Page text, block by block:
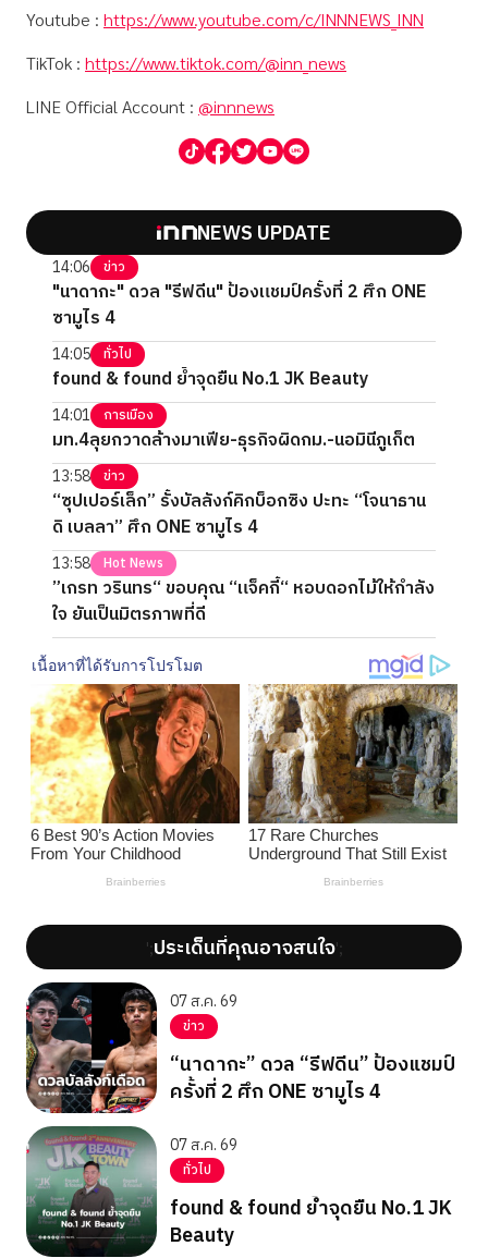
Youtube : https://www.youtube.com/c/INNNEWS_INN
TikTok : https://www.tiktok.com/@inn_news
LINE Official Account : @innnews
NEWS UPDATE
14:06 ข่าว
"นาดากะ" ดวล "รีฟดีน" ป้องแชมป์ครั้งที่ 2 ศึก ONE
ซามูไร 4
14:05 ทั่วไป
found & found ย้ำจุดยืน No.1 JK Beauty
14:01 การเมือง
มท.4ลุยกวาดล้างมาเฟีย-ธุรกิจผิดกม.-นอมินีภูเก็ต
13:58 ข่าว
“ซุปเปอร์เล็ก” รั้งบัลลังก์คิกบ็อกซิง ปะทะ “โจนาธาน
ดิ เบลลา” ศึก ONE ซามูไร 4
13:58 Hot News
”เกรท วรินทร“ ขอบคุณ “แจ็คกี้“ หอบดอกไม้ให้กำลัง
ใจ ยันเป็นมิตรภาพที่ดี
';ประเด็นที่คุณอาจสนใจ';
07 ส.ค. 69
ข่าว
“นาดากะ” ดวล “รีฟดีน” ป้องแชมป์
ครั้งที่ 2 ศึก ONE ซามูไร 4
07 ส.ค. 69
ทั่วไป
found & found ย้ำจุดยืน No.1 JK
Beauty